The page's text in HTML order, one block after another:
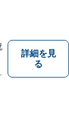
詳細を見
る